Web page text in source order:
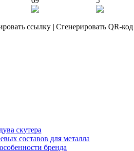
ссылку | Сгенерировать QR-код
скутера
составов для металла
бренда